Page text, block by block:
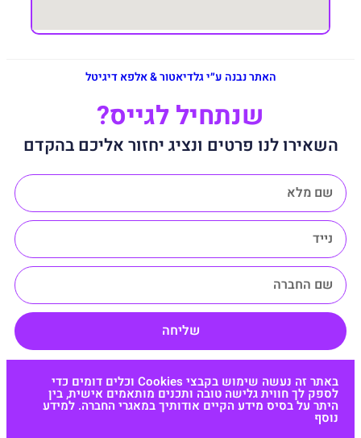
האתר נבנה ע״י גלדיאטור & אלפא דיגיטל
שנתחיל לגייס?
השאירו לנו פרטים ונציג יחזור אליכם בהקדם
שליחה
באתר זה נעשה שימוש בקבצי Cookies וכלים דומים כדי
לספק לך חווית גלישה טובה ותכנים מותאמים אישית, בין
היתר על בסיס מידע הקיים אודותיך במאגרי החברה. למידע
נוסף